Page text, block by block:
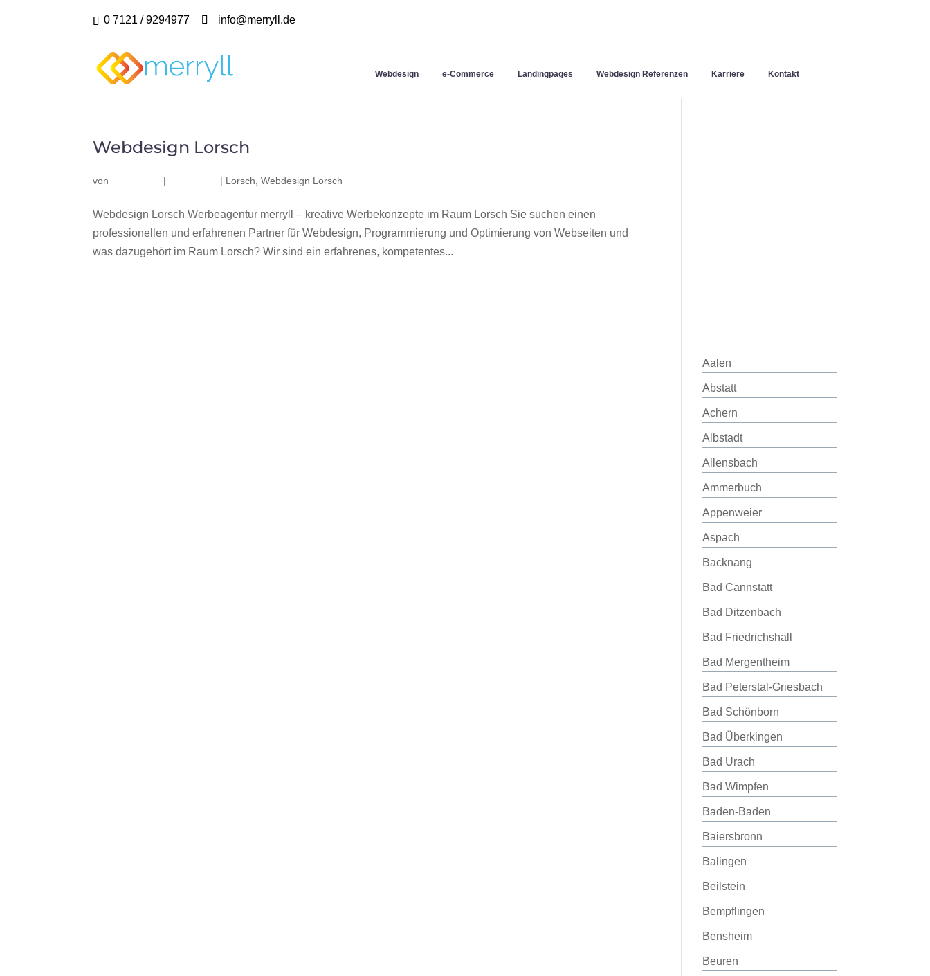
0 7121 / 9294977 info@merryll.de
Webdesign e-Commerce Landingpages Webdesign Referenzen Karriere Kontakt
Webdesign Lorsch
von | | Lorsch ,Webdesign Lorsch
Webdesign Lorsch Werbeagentur merryll – kreative Werbekonzepte im Raum Lorsch Sie suchen einen
professionellen und erfahrenen Partner für Webdesign, Programmierung und Optimierung von Webseiten und
was dazugehört im Raum Lorsch? Wir sind ein erfahrenes, kompetentes...
Aalen
Abstatt
Achern
Albstadt
Allensbach
Ammerbuch
Appenweier
Aspach
Backnang
Bad Cannstatt
Bad Ditzenbach
Bad Friedrichshall
Bad Mergentheim
Bad Peterstal-Griesbach
Bad Schönborn
Bad Überkingen
Bad Urach
Bad Wimpfen
Baden-Baden
Baiersbronn
Balingen
Beilstein
Bempflingen
Bensheim
Beuren